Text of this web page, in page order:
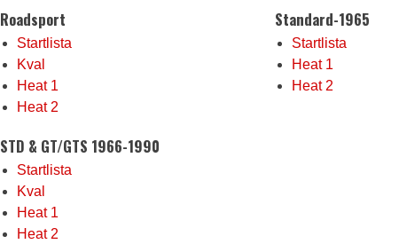
Roadsport
Startlista
Kval
Heat 1
Heat 2
Standard-1965
Startlista
Heat 1
Heat 2
STD & GT/GTS 1966-1990
Startlista
Kval
Heat 1
Heat 2